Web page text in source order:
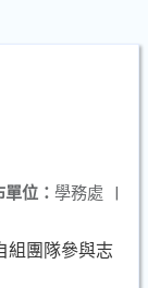
位： 學務處 |
組團隊參與志